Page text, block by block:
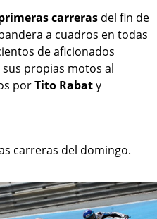
carreras del fin de
a cuadros en todas
de aficionados
propias motos al
porTito Rabaty
carreras del domingo.